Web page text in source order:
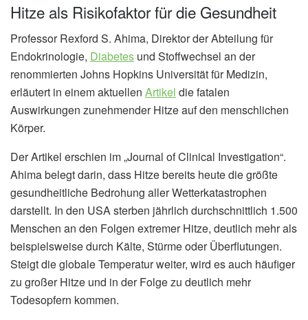
Hitze als Risikofaktor für die Gesundheit
Professor Rexford S. Ahima, Direktor der Abteilung für
Endokrinologie, Diabetes und Stoffwechsel an der
renommierten Johns Hopkins Universität für Medizin,
erläutert in einem aktuellen Artikel die fatalen
Auswirkungen zunehmender Hitze auf den menschlichen
Körper.
Der Artikel erschien im „Journal of Clinical Investigation“.
Ahima belegt darin, dass Hitze bereits heute die größte
gesundheitliche Bedrohung aller Wetterkatastrophen
darstellt. In den USA sterben jährlich durchschnittlich 1.500
Menschen an den Folgen extremer Hitze, deutlich mehr als
beispielsweise durch Kälte, Stürme oder Überflutungen.
Steigt die globale Temperatur weiter, wird es auch häufiger
zu großer Hitze und in der Folge zu deutlich mehr
Todesopfern kommen.